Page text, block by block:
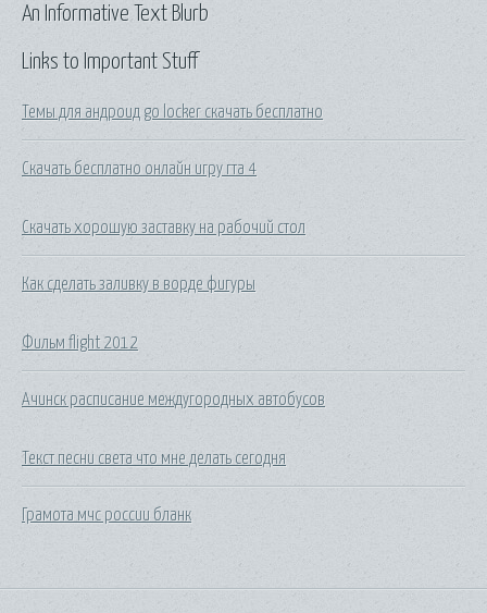
Links to Important Stuff
Темы для андроид go locker скачать бесплатно
Скачать бесплатно онлайн игру гта 4
Скачать хорошую заставку на рабочий стол
Как сделать заливку в ворде фигуры
Фильм flight 2012
Ачинск расписание междугородных автобусов
Текст песни света что мне делать сегодня
Грамота мчс россии бланк
An Informative Text Blurb